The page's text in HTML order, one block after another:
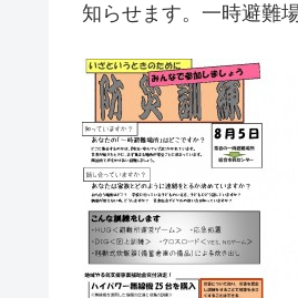
知らせます。一時避難